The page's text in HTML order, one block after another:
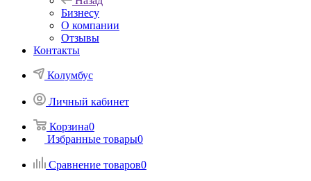
Бизнесу
О компании
Отзывы
Контакты
Колумбус
Личный кабинет
Корзина0
Избранные товары0
Сравнение товаров0